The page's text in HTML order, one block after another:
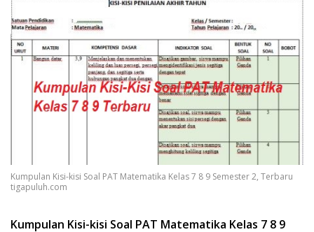
Kumpulan Kisi-kisi Soal PAT Matematika Kelas 7 8 9 Semester 2, Terbaru
tigapuluh.com
Kumpulan Kisi-kisi Soal PAT Matematika Kelas 7 8 9